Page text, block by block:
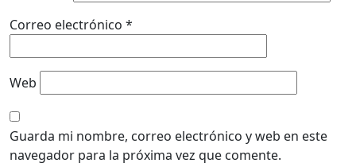
Correo electrónico *
Web
Guarda mi nombre, correo electrónico y web en este
navegador para la próxima vez que comente.